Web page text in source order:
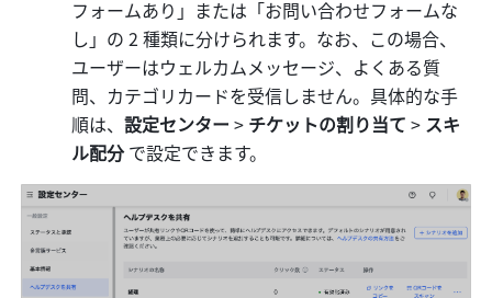
フォームあり」または「お問い合わせフォームな
し」の 2 種類に分けられます。なお、この場合、
ユーザーはウェルカムメッセージ、よくある質
問、カテゴリカードを受信しません。具体的な手
順は、設定センター > チケットの割り当て > スキ
ル配分 で設定できます。